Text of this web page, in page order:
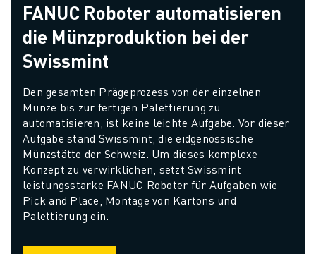
FANUC Roboter automatisieren
die Münzproduktion bei der
Swissmint
Den gesamten Prägeprozess von der einzelnen
Münze bis zur fertigen Palettierung zu
automatisieren, ist keine leichte Aufgabe. Vor dieser
Aufgabe stand Swissmint, die eidgenössische
Münzstätte der Schweiz. Um dieses komplexe
Konzept zu verwirklichen, setzt Swissmint
leistungsstarke FANUC Roboter für Aufgaben wie
Pick and Place, Montage von Kartons und
Palettierung ein.